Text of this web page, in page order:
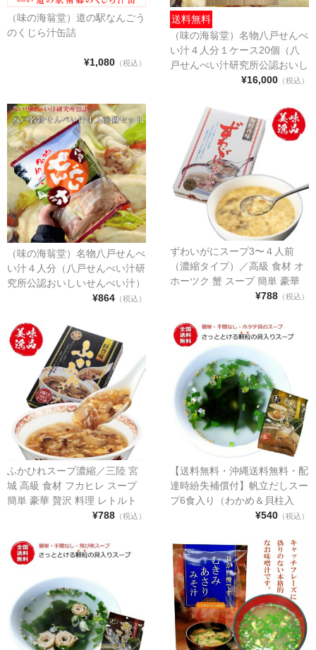
チビせん（プリント小判）
プリントシート
必勝祈願/合格祈願
お年賀シート
お年賀せんべい
プリントせんべいギフト箱
お問い合わせ（個人のお客様専用）
（味の海翁堂）道の駅なんごう
のくじら汁缶詰
¥1,080（税込）
送料無料
（味の海翁堂）名物八戸せんべ
い汁４人分１ケース20個（八
戸せんべい汁研究所公認おいし
¥16,000（税込）
（味の海翁堂）名物八戸せんべ
い汁４人分（八戸せんべい汁研
究所公認おいしいせんべい汁）
¥864（税込）
ずわいがにスープ3〜４人前
（濃縮タイプ）／高級 食材 オ
ホーツク 蟹 スープ 簡単 豪華
贅沢 料理 レトルト 具入り長い
¥788（税込）
ふかひれスープ濃縮／三陸 宮
城 高級 食材 フカヒレ スープ
簡単 豪華 贅沢 料理 レトルト
¥788（税込）
【送料無料・沖縄送料無料・配
達時紛失補償付】帆立だしスー
プ6食入り（わかめ＆貝柱入
り）【ほたて ホタテ インスタ
ネコポス ポスト投函 メール便
感染予防配達 青森 八戸 土産
ポイント 消化 利用】
¥540（税込）